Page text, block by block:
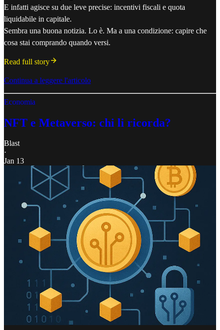
E infatti agisce su due leve precise: incentivi fiscali e quota
liquidabile in capitale.
Sembra una buona notizia. Lo è. Ma a una condizione: capire che
cosa stai comprando quando versi.
Read full story
Continua a leggere l'articolo
Economia
NFT e Metaverso: chi li ricorda?
Blast
·
Jan 13